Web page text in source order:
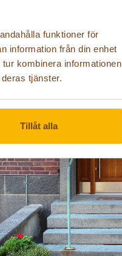
funktioner för
information från din enhet
kombinera informationen
tjänster.
Tillåt alla